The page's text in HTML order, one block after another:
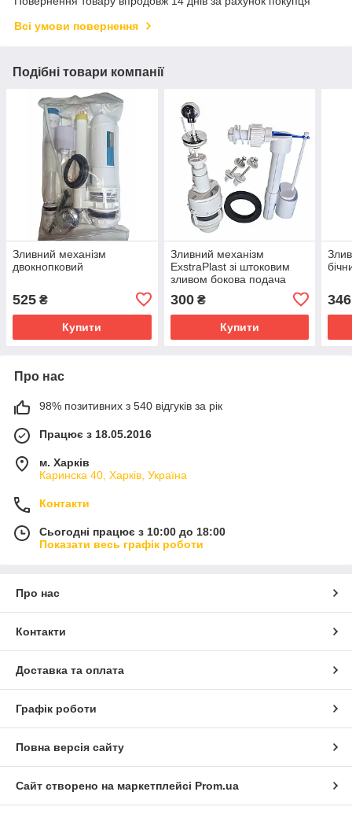
Всі умови повернення
Подібні товари компанії
Зливний механізм
двокнопковий
525 ₴
Купити
Зливний механізм
ExstraPlast зі штоковим
зливом бокова подача
300₴
Купити
346
Про нас
98% позитивних з 540 відгуків за рік
Працює з 18.05.2016
м. Харків
Каринска 40, Харків, Україна
Контакти
Сьогодні працює з 10:00 до 18:00
Показати весь графік роботи
Про нас
Контакти
Доставка та оплата
Графік роботи
Повна версія сайту
Сайт створено на маркетплейсі Prom.ua